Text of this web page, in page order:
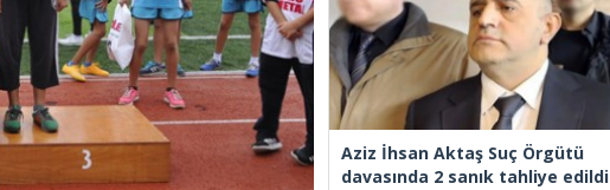
Aziz İhsan Aktaş Suç Örgütü
davasında 2 sanık tahliye edildi